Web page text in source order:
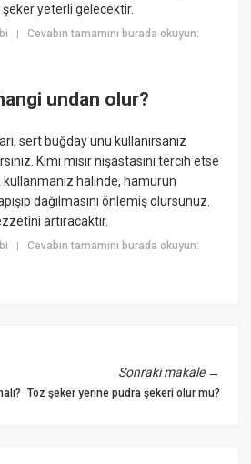
yeterli gelecektir.
|Cevabın tamamını burada okuyun:
undan olur?
sert buğday unu kullanırsanız
Kimi mısır nişastasını tercih etse
kullanmanız halinde, hamurun
dağılmasını önlemiş olursunuz.
artıracaktır.
|Cevabın tamamını burada okuyun:
Sonraki makale→
Toz şeker yerine pudra şekeri olur mu?